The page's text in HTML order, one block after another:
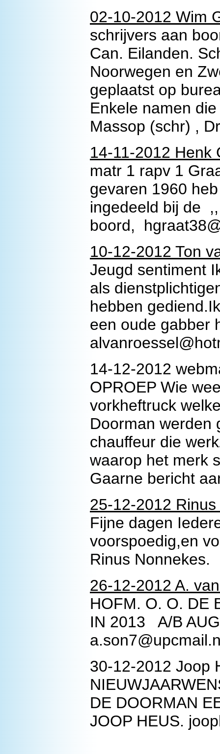
02-10-2012 Wim
schrijvers aan
Can. Eilanden.
Noorwegen en
geplaatst op
Enkele namen
Massop (schr) ,
14-11-2012 Henk
matr 1 rapv 1
gevaren 1960
ingedeeld bij de
boord,
10-12-2012 Ton
Jeugd sentiment
als
hebben
een oude gabber
14-12-2012
OPROEP Wie
vorkheftruck
Doorman werden
chauffeur die
waarop het merk
Gaarne bericht
25-12-2012
Fijne dagen
voorspoedig,en
Rinus Nonnekes.
26-12-2012 A.
HOFM. O. O. DE
IN 2013 A/B
30-12-2012 Joop
DE DOORMAN
JOOP HEUS.